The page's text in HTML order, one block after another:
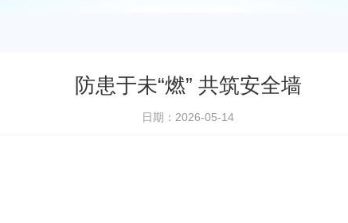
防患于未“燃” 共筑安全墙
日期：2026-05-14